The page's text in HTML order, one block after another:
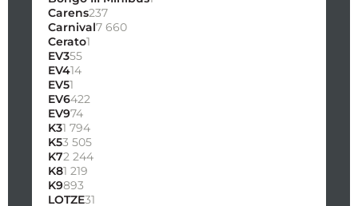
Carens237
Carnival7 660
Cerato1
EV355
EV414
EV51
EV6422
EV974
K31 794
K53 505
K72 244
K81 219
K9893
LOTZE31